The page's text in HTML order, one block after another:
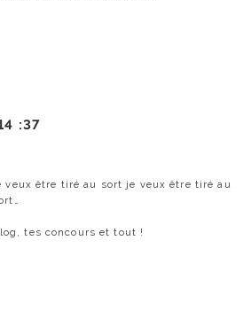
:37
veux être tiré au sort je veux être tiré au
tes concours et tout !